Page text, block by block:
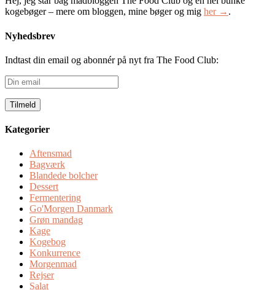
kogebøger – mere om bloggen, mine bøger og mig her → .
Nyhedsbrev
Indtast din email og abonnér på nyt fra The Food Club:
Din
email
Kategorier
Aftensmad
Bagværk
Blandede bolcher
Dessert
Fermentering
Go'Morgen Danmark
Grøn mandag
Kage
Kogebog
Konkurrence
Morgenmad
Rejser
Salat